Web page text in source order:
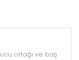
ortağı ve baş